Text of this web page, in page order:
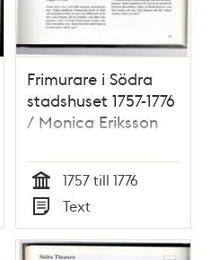
Frimurare i Södra
stadshuset 1757-1776
/ Monica Eriksson
Tid
1757 till 1776
Typ
Text